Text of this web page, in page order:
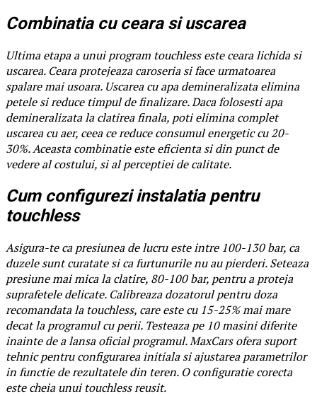
Combinatia cu ceara si uscarea
Ultima etapa a unui program touchless este ceara lichida si
uscarea. Ceara protejeaza caroseria si face urmatoarea
spalare mai usoara. Uscarea cu apa demineralizata elimina
petele si reduce timpul de finalizare. Daca folosesti apa
demineralizata la clatirea finala, poti elimina complet
uscarea cu aer, ceea ce reduce consumul energetic cu 20-
30%. Aceasta combinatie este eficienta si din punct de
vedere al costului, si al perceptiei de calitate.
Cum configurezi instalatia pentru
touchless
Asigura-te ca presiunea de lucru este intre 100-130 bar, ca
duzele sunt curatate si ca furtunurile nu au pierderi. Seteaza
presiune mai mica la clatire, 80-100 bar, pentru a proteja
suprafetele delicate. Calibreaza dozatorul pentru doza
recomandata la touchless, care este cu 15-25% mai mare
decat la programul cu perii. Testeaza pe 10 masini diferite
inainte de a lansa oficial programul. MaxCars ofera suport
tehnic pentru configurarea initiala si ajustarea parametrilor
in functie de rezultatele din teren. O configuratie corecta
este cheia unui touchless reusit.